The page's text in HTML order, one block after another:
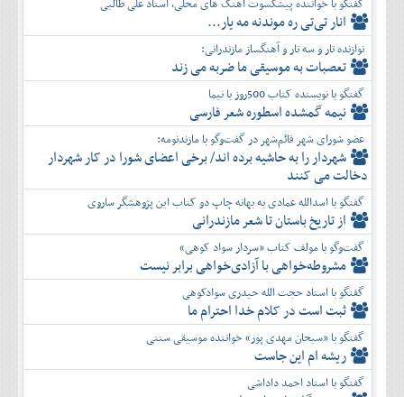
گفتگو با خواننده پیشکسوت آهنگ های محلی، استاد علی طالبی
انار تی‌تی ره موندنه مه یار...
نوازنده تار و سه تار و آهنگساز مازندرانی:
تعصبات به موسیقی ما ضربه می زند
گفتگو با نویسنده کتاب 500روز با نیما
نیمه گمشده اسطوره شعر فارسی
عضو شورای شهر قائم‌شهر در گفت‌و‌گو با مازندنومه:
شهردار را به حاشیه برده اند/ برخی اعضای شورا در کار شهردار
دخالت می کنند
گفتگو با اسدالله عمادی به بهانه چاپ دو کتاب این پژوهشگر ساروی
از تاریخ باستان تا شعر مازندرانی
گفت‌وگو با مولف کتاب «سردار سواد کوهی»
مشروطه‌خواهی با آزادی‌خواهی برابر نیست
گفتگو با استاد حجت الله حیدری سوادکوهی
ثبت است در کلام خدا احترام ما
گفتگو با «سبحان مهدی پور» خواننده موسیقی سنتی
ریشه ام این جاست
گفتگو با استاد احمد داداشی